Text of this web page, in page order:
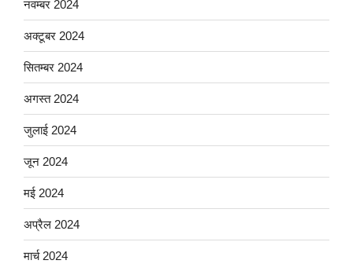
नवम्बर 2024
अक्टूबर 2024
सितम्बर 2024
अगस्त 2024
जुलाई 2024
जून 2024
मई 2024
अप्रैल 2024
मार्च 2024